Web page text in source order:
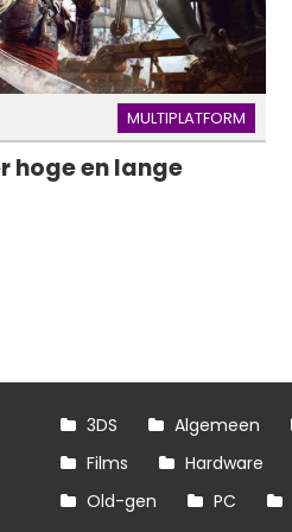
MULTIPLATFORM
hoge en lange
3DS Algemeen
Films
Hardware
Old-gen
PC